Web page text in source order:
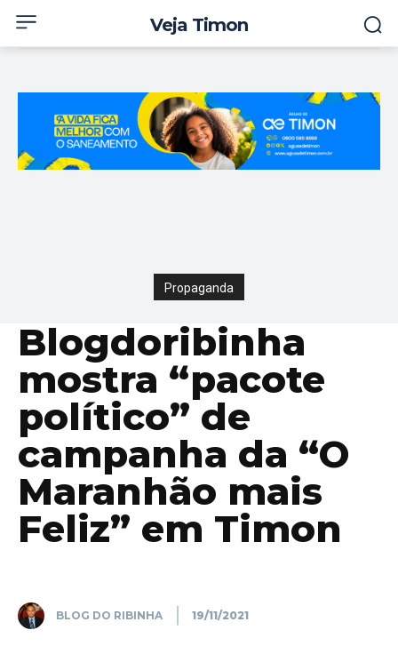
Veja Timon
Propaganda
Blogdoribinha
mostra “pacote
político” de
campanha da “O
Maranhão mais
Feliz” em Timon
BLOG DO RIBINHA 19/11/2021